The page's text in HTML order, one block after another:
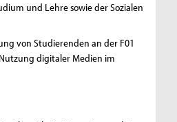
und Lehre sowie der Sozialen
von Studierenden an der F01
digitaler Medien im